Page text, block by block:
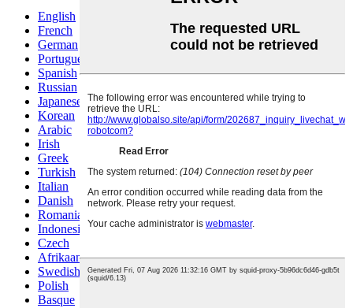
English
French
German
Portuguese
Spanish
Russian
Japanese
Korean
Arabic
Irish
Greek
Turkish
Italian
Danish
Romanian
Indonesian
Czech
Afrikaans
Swedish
Polish
Basque